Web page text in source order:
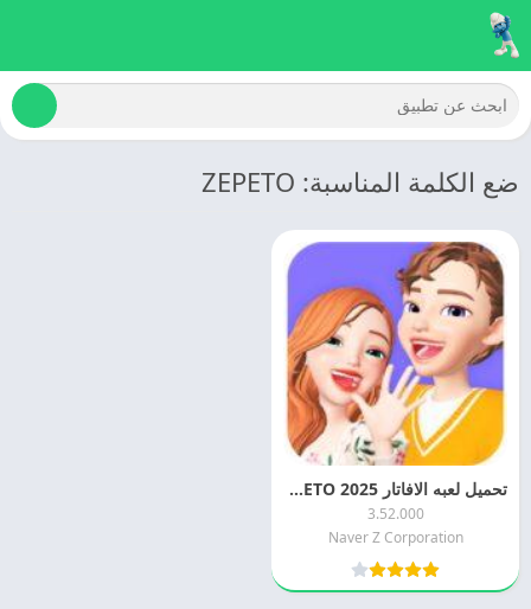
ضع الكلمة المناسبة: ZEPETO
تحميل لعبه الافاتار 2025 ZEPETO مهكره اخر اصدار مجانا
3.52.000
Naver Z Corporation